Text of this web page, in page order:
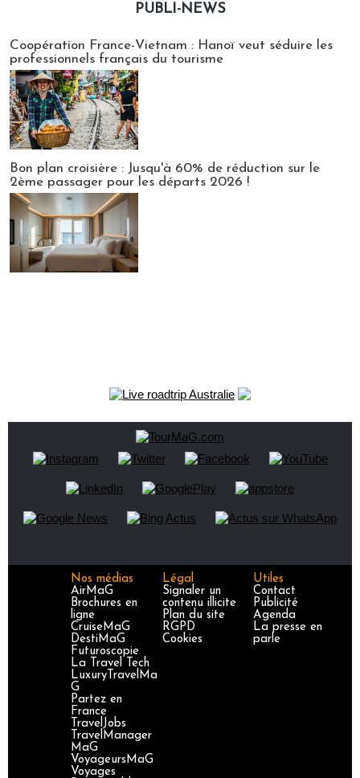
PUBLI-NEWS
Coopération France-Vietnam : Hanoï veut séduire les
professionnels français du tourisme
Bon plan croisière : Jusqu'à 60% de réduction sur le
2ème passager pour les départs 2026 !
Nos médias
AirMaG
Brochures en
ligne
CruiseMaG
DestiMaG
Futuroscopie
La Travel Tech
LuxuryTravelMa
G
Partez en
France
TravelJobs
TravelManager
MaG
VoyageursMaG
Voyages
Légal
Signaler un
contenu illicite
Plan du site
RGPD
Cookies
Utiles
Contact
Publicité
Agenda
La presse en
parle